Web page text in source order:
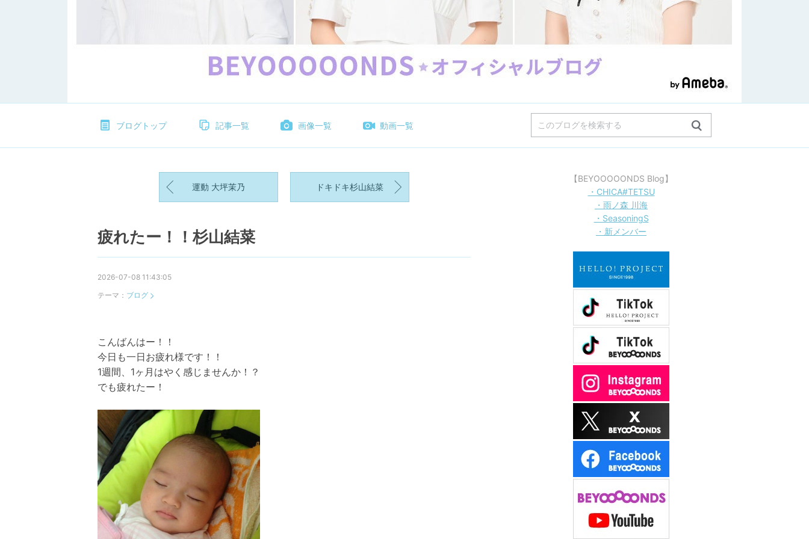
ブログトップ 記事一覧 画像一覧 動画一覧
運動 大坪茉乃 ドキドキ杉山結菜
疲れたー！！杉山結菜
2026-07-08 11:43:05
テーマ： ブログ
こんばんはー！！
今日も一日お疲れ様です！！
1週間、1ヶ月はやく感じませんか！？
でも疲れたー！
【BEYOOOOONDS Blog】
・CHICA#TETSU
・雨ノ森 川海
・SeasoningS
・新メンバー